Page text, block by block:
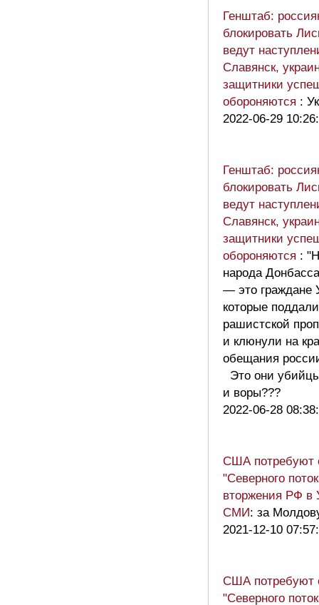
Генштаб:
блокировать
ведут
Славянск,
защитники
обороняются :
2022-06-29
Генштаб:
блокировать
ведут
Славянск,
защитники
обороняются :
народа Донбасса
— это граждане
которые
рашистской
и клюнули на
обещания
Это они
и воры???
2022-06-28
США потребуют
"Северного
вторжения РФ в
СМИ: за
2021-12-10
США потребуют
"Северного